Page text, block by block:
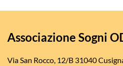
Associazione Sogni
Via San Rocco, 12/B 31040